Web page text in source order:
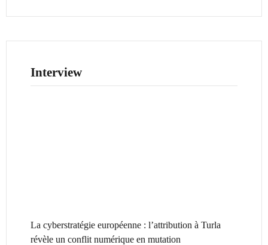
Interview
La cyberstratégie européenne : l’attribution à Turla
révèle un conflit numérique en mutation